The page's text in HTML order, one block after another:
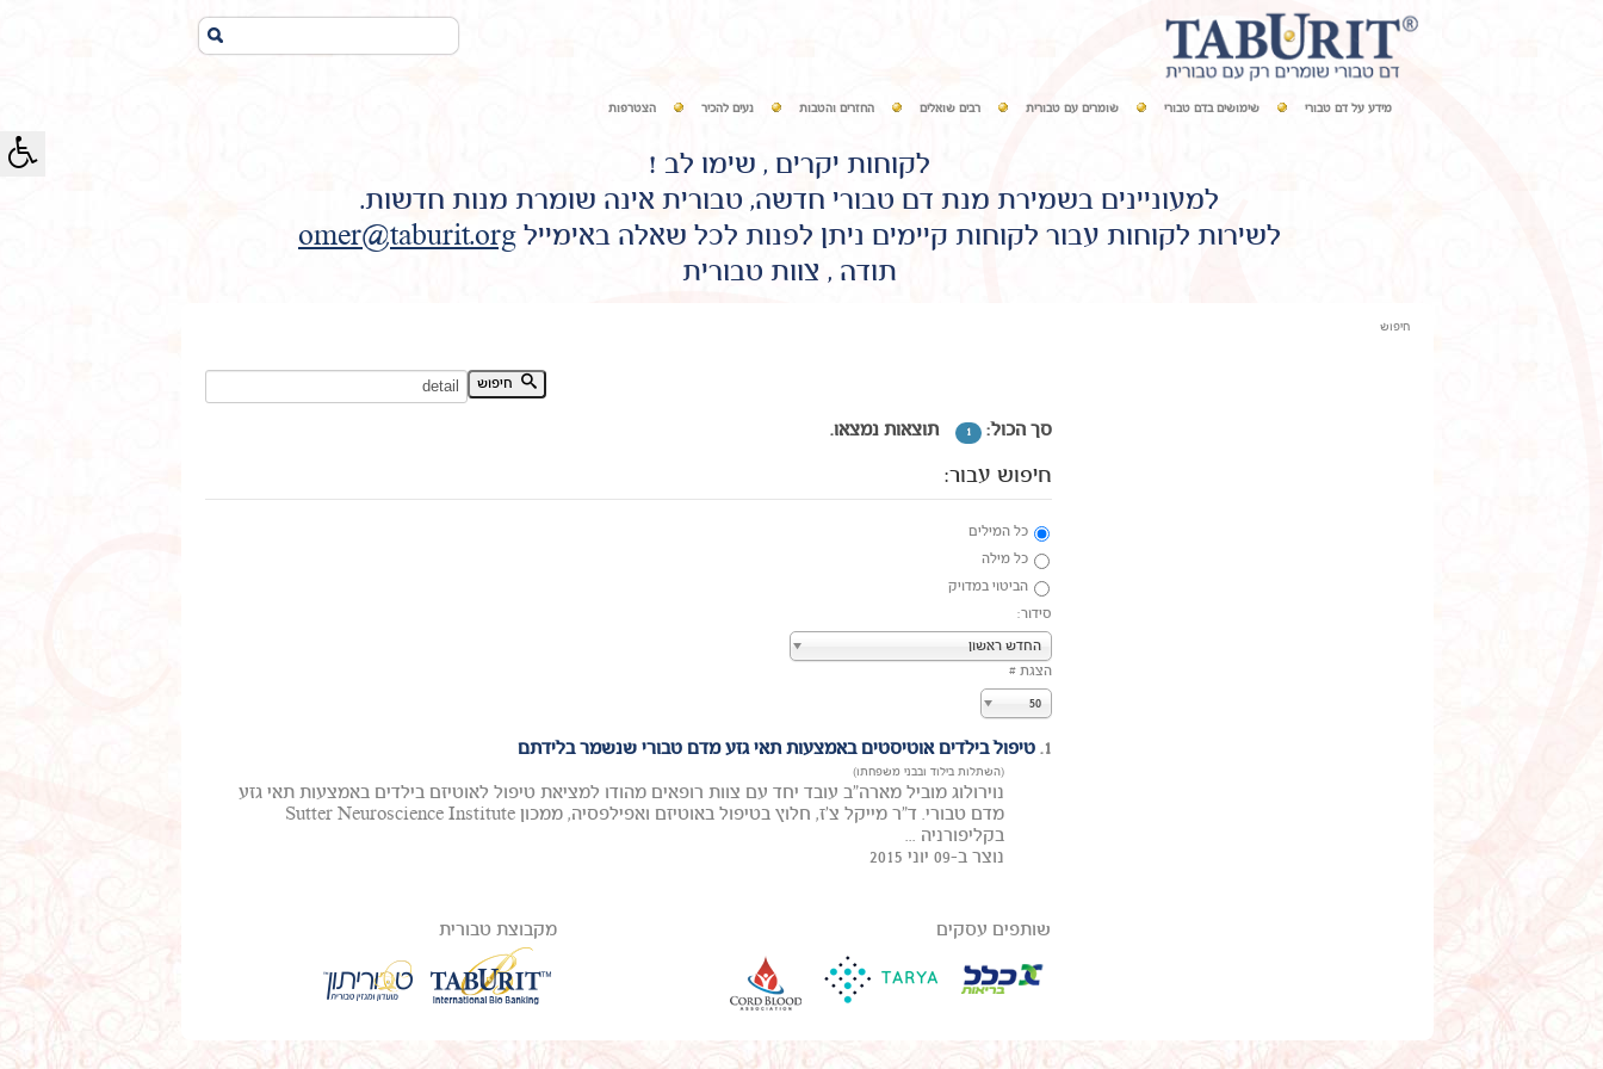
מידע על דם טבורי שימושים בדם טבורי שומרים עם טבורית רבים שואלים החזרים והטבות נעים להכיר הצטרפות
לקוחות יקרים , שימו לב !
למעוניינים בשמירת מנת דם טבורי חדשה, טבורית אינה שומרת מנות חדשות.
לשירות לקוחות עבור לקוחות קיימים ניתן לפנות לכל שאלה באימייל omer@taburit.org
תודה , צוות טבורית
חיפוש
חיפוש מילת מפתח:
סך הכול: 1 תוצאות נמצאו.
חיפוש עבור:
כל המילים
כל מילה
הביטוי במדויק
סידור:
החדש ראשון
הצגת #
50
1. טיפול בילדים אוטיסטים באמצעות תאי גזע מדם טבורי שנשמר בלידתם
(השתלות בילוד ובבני משפחתו)
נוירולוג מוביל מארה"ב עובד יחד עם צוות רופאים מהודו למציאת טיפול לאוטיזם בילדים באמצעות תאי גזע
מדם טבורי. ד"ר מייקל צ'ז, חלוץ בטיפול באוטיזם ואפילפסיה, ממכון Sutter Neuroscience Institute
בקליפורניה ...
נוצר ב-09 יוני 2015
שותפים עסקים מקבוצת טבורית